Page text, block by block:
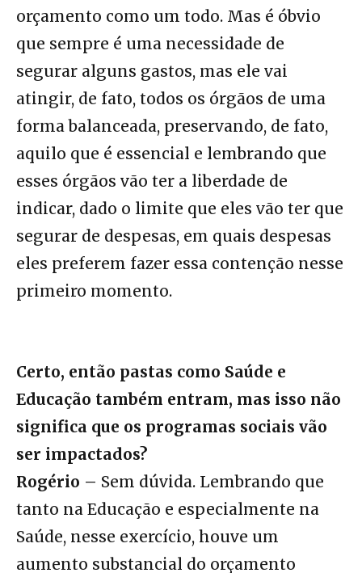
orçamento como um todo. Mas é óbvio
que sempre é uma necessidade de
segurar alguns gastos, mas ele vai
atingir, de fato, todos os órgãos de uma
forma balanceada, preservando, de fato,
aquilo que é essencial e lembrando que
esses órgãos vão ter a liberdade de
indicar, dado o limite que eles vão ter que
segurar de despesas, em quais despesas
eles preferem fazer essa contenção nesse
primeiro momento.
Certo, então pastas como Saúde e
Educação também entram, mas isso não
significa que os programas sociais vão
ser impactados?
Rogério – Sem dúvida. Lembrando que
tanto na Educação e especialmente na
Saúde, nesse exercício, houve um
aumento substancial do orçamento